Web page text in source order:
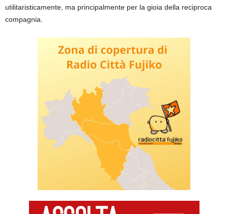
utilitaristicamente, ma principalmente per la gioia della reciproca
compagnia.